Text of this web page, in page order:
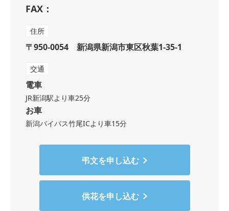
FAX：
住所
〒950-0054 新潟県新潟市東区秋葉1-35-1
交通
電車
JR新潟駅より車25分
お車
新潟バイパス竹尾ICより車15分
弔文を申し込む
供花を申し込む